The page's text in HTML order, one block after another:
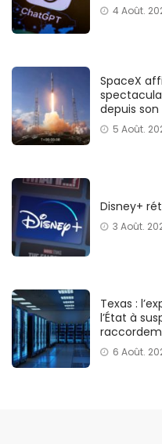
4 Août.
SpaceX
depuis
5 Août.
Disney+
3 Août.
Texas :
l’État à
6 Août.